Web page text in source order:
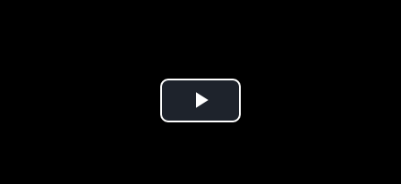
Play Video